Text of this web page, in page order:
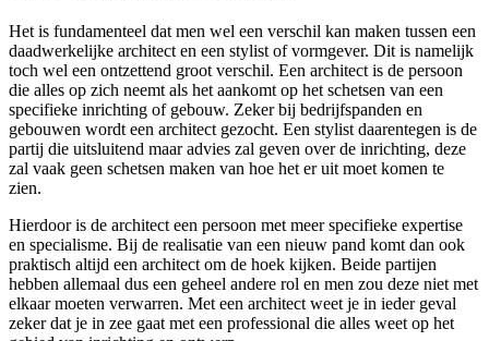
Het is fundamenteel dat men wel een verschil kan maken tussen een
daadwerkelijke architect en een stylist of vormgever. Dit is namelijk
toch wel een ontzettend groot verschil. Een architect is de persoon
die alles op zich neemt als het aankomt op het schetsen van een
specifieke inrichting of gebouw. Zeker bij bedrijfspanden en
gebouwen wordt een architect gezocht. Een stylist daarentegen is de
partij die uitsluitend maar advies zal geven over de inrichting, deze
zal vaak geen schetsen maken van hoe het er uit moet komen te
zien.
Hierdoor is de architect een persoon met meer specifieke expertise
en specialisme. Bij de realisatie van een nieuw pand komt dan ook
praktisch altijd een architect om de hoek kijken. Beide partijen
hebben allemaal dus een geheel andere rol en men zou deze niet met
elkaar moeten verwarren. Met een architect weet je in ieder geval
zeker dat je in zee gaat met een professional die alles weet op het